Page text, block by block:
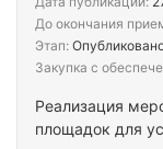
Реализация
площадок для
До окончания
Этап:
Закупка с